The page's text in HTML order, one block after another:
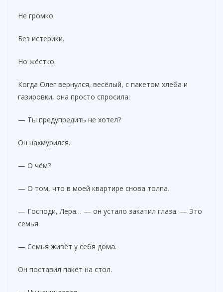
Не громко.
Без истерики.
Но жёстко.
Когда Олег вернулся, весёлый, с пакетом хлеба и
газировки, она просто спросила:
— Ты предупредить не хотел?
Он нахмурился.
— О чём?
— О том, что в моей квартире снова толпа.
— Господи, Лера… — он устало закатил глаза. — Это
семья.
— Семья живёт у себя дома.
Он поставил пакет на стол.